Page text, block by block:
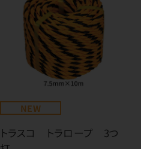
NEW
トラスコ トラロープ 3つ